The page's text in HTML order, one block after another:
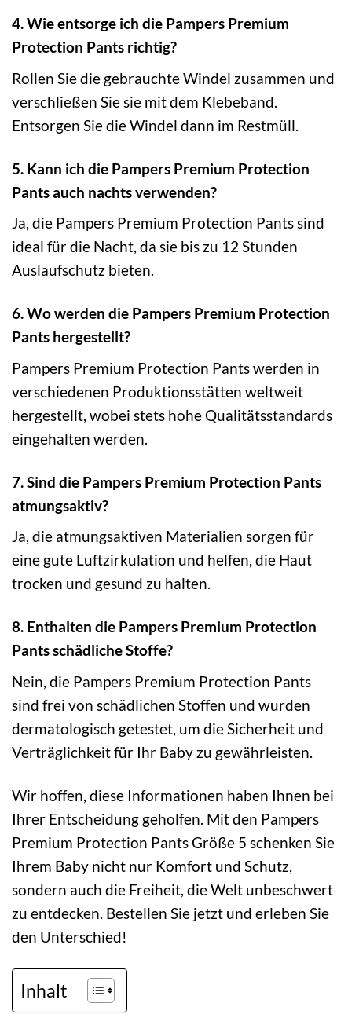
4. Wie entsorge ich die Pampers Premium
Protection Pants richtig?
Rollen Sie die gebrauchte Windel zusammen und
verschließen Sie sie mit dem Klebeband.
Entsorgen Sie die Windel dann im Restmüll.
5. Kann ich die Pampers Premium Protection
Pants auch nachts verwenden?
Ja, die Pampers Premium Protection Pants sind
ideal für die Nacht, da sie bis zu 12 Stunden
Auslaufschutz bieten.
6. Wo werden die Pampers Premium Protection
Pants hergestellt?
Pampers Premium Protection Pants werden in
verschiedenen Produktionsstätten weltweit
hergestellt, wobei stets hohe Qualitätsstandards
eingehalten werden.
7. Sind die Pampers Premium Protection Pants
atmungsaktiv?
Ja, die atmungsaktiven Materialien sorgen für
eine gute Luftzirkulation und helfen, die Haut
trocken und gesund zu halten.
8. Enthalten die Pampers Premium Protection
Pants schädliche Stoffe?
Nein, die Pampers Premium Protection Pants
sind frei von schädlichen Stoffen und wurden
dermatologisch getestet, um die Sicherheit und
Verträglichkeit für Ihr Baby zu gewährleisten.
Wir hoffen, diese Informationen haben Ihnen bei
Ihrer Entscheidung geholfen. Mit den Pampers
Premium Protection Pants Größe 5 schenken Sie
Ihrem Baby nicht nur Komfort und Schutz,
sondern auch die Freiheit, die Welt unbeschwert
zu entdecken. Bestellen Sie jetzt und erleben Sie
den Unterschied!
Inhalt